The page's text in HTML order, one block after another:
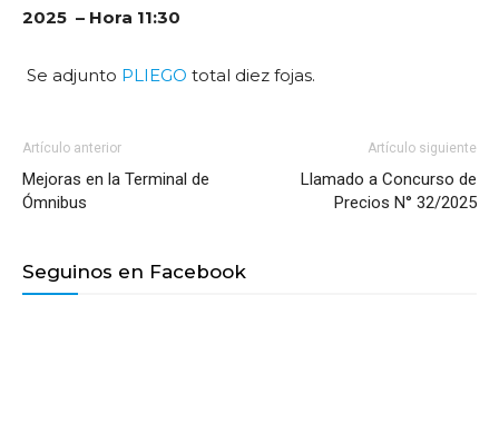
2025 – Hora 11:30
Se adjunto PLIEGO total diez fojas.
Artículo anterior
Mejoras en la Terminal de
Ómnibus
Artículo siguiente
Llamado a Concurso de
Precios N° 32/2025
Seguinos en Facebook